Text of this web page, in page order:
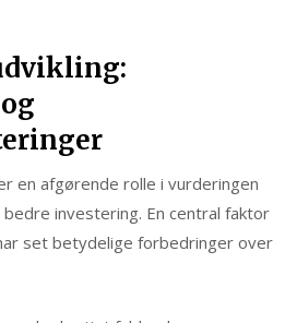
en afgørende rolle i vurderingen
investering. En central faktor
set betydelige forbedringer over